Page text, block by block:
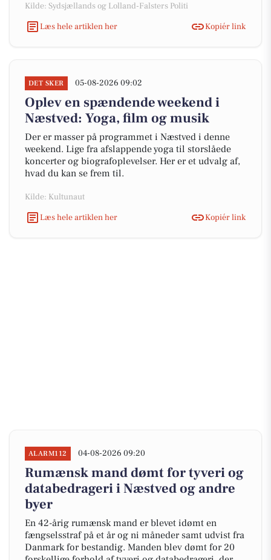
Kilde: Sydsjællands og Lolland-Falsters Politi
Læs hele artiklen her
Kopiér link
DET SKER 05-08-2026 09:02
Oplev en spændende weekend i
Næstved: Yoga, film og musik
Der er masser på programmet i Næstved i denne
weekend. Lige fra afslappende yoga til storslåede
koncerter og biografoplevelser. Her er et udvalg af,
hvad du kan se frem til.
Kilde: Kultunaut
Læs hele artiklen her
Kopiér link
ALARM112 04-08-2026 09:20
Rumænsk mand dømt for tyveri og
databedrageri i Næstved og andre
byer
En 42-årig rumænsk mand er blevet idømt en
fængselsstraf på et år og ni måneder samt udvist fra
Danmark for bestandig. Manden blev dømt for 20